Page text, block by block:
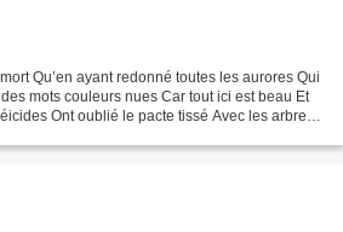
Qu’en ayant redonné toutes les aurores Qui
mots couleurs nues Car tout ici est beau Et
Ont oublié le pacte tissé Avec les arbres,